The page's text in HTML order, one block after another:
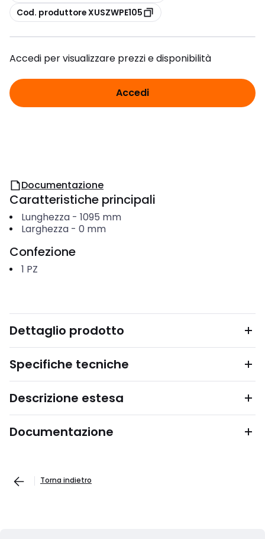
copia
Cod. produttore XUSZWPE105
Accedi per visualizzare prezzi e disponibilità
Accedi
Documentazione
Caratteristiche principali
Lunghezza- 1095 mm
Larghezza- 0 mm
Confezione
1 PZ
Dettaglio prodotto
Specifiche tecniche
Descrizione estesa
Documentazione
Torna indietro